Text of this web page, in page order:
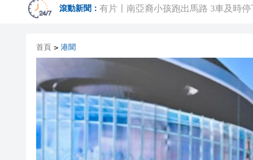
滾動新聞： 恒隆委任蔡德粦接替盧韋柏任CEO 10
【新股最前線】拿森科技上市首日早
有片〡霍啟剛FB「當你看見可以吃的
有片｜重慶一隧道口驚現飛車上樹 監
【股市風向標】大模型雙雄再度強勢反
首頁 > 港聞